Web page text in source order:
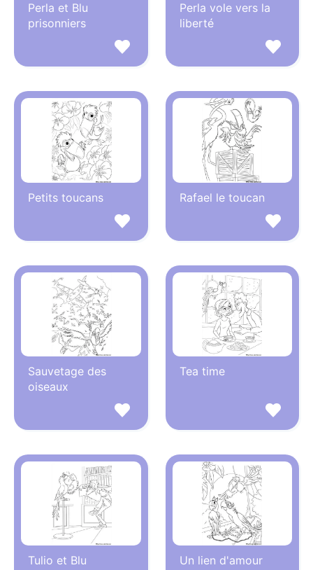
Perla et Blu
prisonniers
Perla vole vers la
liberté
Petits toucans Rafael le toucan
Sauvetage des
oiseaux
Tea time
Tulio et Blu Un lien d'amour